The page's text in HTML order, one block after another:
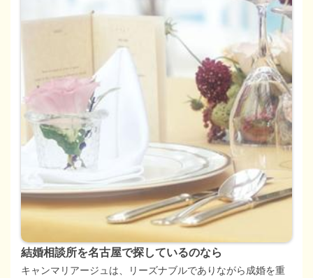
結婚相談所を名古屋で探しているのなら
キャンマリアージュは、リーズナブルでありながら成婚を重